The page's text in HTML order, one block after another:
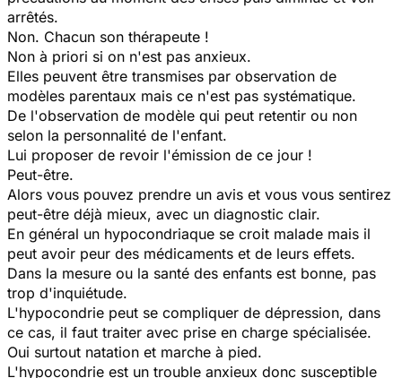
arrêtés.
Non. Chacun son thérapeute !
Non à priori si on n'est pas anxieux.
Elles peuvent être transmises par observation de
modèles parentaux mais ce n'est pas systématique.
De l'observation de modèle qui peut retentir ou non
selon la personnalité de l'enfant.
Lui proposer de revoir l'émission de ce jour !
Peut-être.
Alors vous pouvez prendre un avis et vous vous sentirez
peut-être déjà mieux, avec un diagnostic clair.
En général un hypocondriaque se croit malade mais il
peut avoir peur des médicaments et de leurs effets.
Dans la mesure ou la santé des enfants est bonne, pas
trop d'inquiétude.
L'hypocondrie peut se compliquer de dépression, dans
ce cas, il faut traiter avec prise en charge spécialisée.
Oui surtout natation et marche à pied.
L'hypocondrie est un trouble anxieux donc susceptible